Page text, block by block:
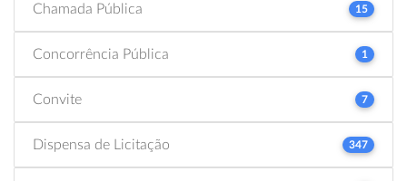
Chamada Pública 15
Concorrência Pública 1
Convite 7
Dispensa de Licitação 347